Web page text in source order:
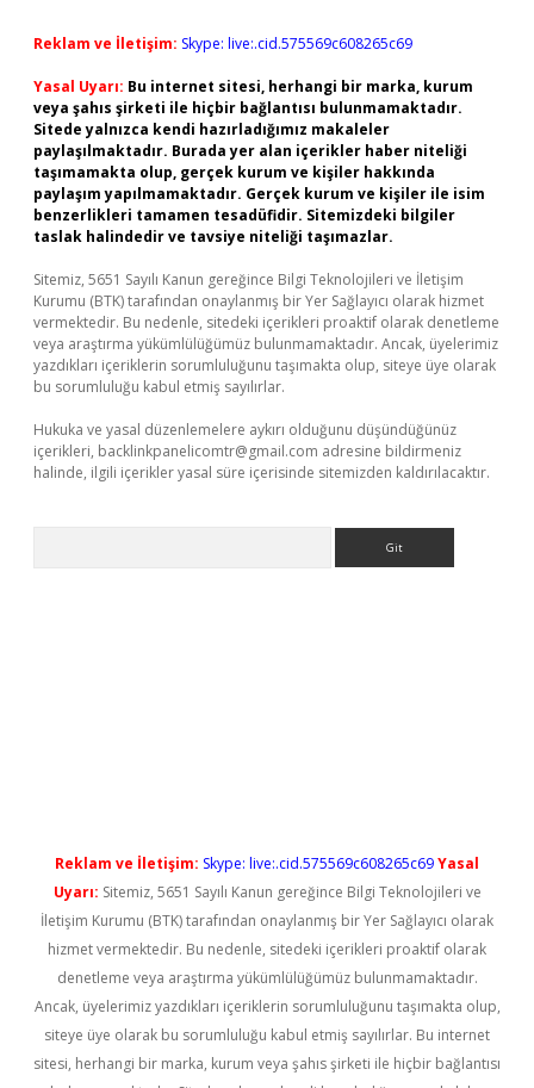
Reklam ve İletişim: Skype: live:.cid.575569c608265c69
Yasal Uyarı: Bu internet sitesi, herhangi bir marka, kurum
veya şahıs şirketi ile hiçbir bağlantısı bulunmamaktadır.
Sitede yalnızca kendi hazırladığımız makaleler
paylaşılmaktadır. Burada yer alan içerikler haber niteliği
taşımamakta olup, gerçek kurum ve kişiler hakkında
paylaşım yapılmamaktadır. Gerçek kurum ve kişiler ile isim
benzerlikleri tamamen tesadüfidir. Sitemizdeki bilgiler
taslak halindedir ve tavsiye niteliği taşımazlar.
Sitemiz, 5651 Sayılı Kanun gereğince Bilgi Teknolojileri ve İletişim
Kurumu (BTK) tarafından onaylanmış bir Yer Sağlayıcı olarak hizmet
vermektedir. Bu nedenle, sitedeki içerikleri proaktif olarak denetleme
veya araştırma yükümlülüğümüz bulunmamaktadır. Ancak, üyelerimiz
yazdıkları içeriklerin sorumluluğunu taşımakta olup, siteye üye olarak
bu sorumluluğu kabul etmiş sayılırlar.
Hukuka ve yasal düzenlemelere aykırı olduğunu düşündüğünüz
içerikleri, backlinkpanelicomtr@gmail.com adresine bildirmeniz
halinde, ilgili içerikler yasal süre içerisinde sitemizden kaldırılacaktır.
Reklam ve İletişim: Skype: live:.cid.575569c608265c69Yasal
Uyarı: Sitemiz, 5651 Sayılı Kanun gereğince Bilgi Teknolojileri ve
İletişim Kurumu (BTK) tarafından onaylanmış bir Yer Sağlayıcı olarak
hizmet vermektedir. Bu nedenle, sitedeki içerikleri proaktif olarak
denetleme veya araştırma yükümlülüğümüz bulunmamaktadır.
Ancak, üyelerimiz yazdıkları içeriklerin sorumluluğunu taşımakta olup,
siteye üye olarak bu sorumluluğu kabul etmiş sayılırlar. Bu internet
sitesi, herhangi bir marka, kurum veya şahıs şirketi ile hiçbir bağlantısı